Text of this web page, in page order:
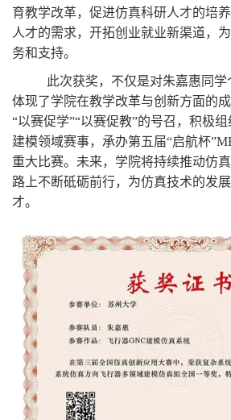
育教学改革，促进仿真科研人才的培
人才的需求，开拓创业就业新渠道，
务和支持。
此次获奖，不仅是对朱嘉惠同
体现了学院在教学改革与创新方面的
“以赛促学”“以赛促教”的号召，积极
建模领域赛事，承办第五届“启航杯”
重大比赛。未来，学院将持续推动仿
路上不断砥砺前行，为仿真技术的发
才。